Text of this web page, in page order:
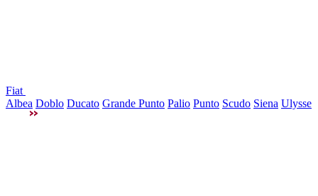
Fiat
Albea Doblo Ducato Grande Punto Palio Punto Scudo Siena Ulysse